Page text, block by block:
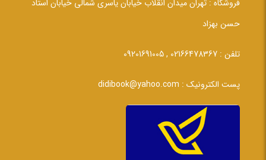
فروشگاه : تهران میدان انقلاب خیابان یاسری شمالی خیابان استاد
حسن بهزاد
تلفن : 02166478367 , 09201691005
پست الکترونیک : didibook@yahoo.com